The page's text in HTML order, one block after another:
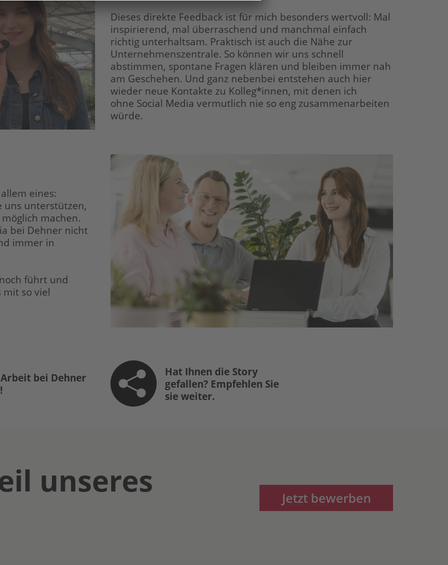
Dieses direkte Feedback ist für mich besonders wertvoll: Mal
inspirierend, mal überraschend und manchmal einfach
richtig unterhaltsam. Praktisch ist auch die Nähe zur
Unternehmenszentrale. So können wir uns schnell
abstimmen, spontane Fragen klären und bleiben immer nah
am Geschehen. Und ganz nebenbei entstehen auch hier
wieder neue Kontakte zu Kolleg*innen, mit denen ich
ohne Social Media vermutlich nie so eng zusammenarbeiten
würde.
eines:
uns unterstützen,
machen.
bei Dehner nicht
immer in
führt und
mit so viel
bei Dehner
Hat Ihnen die Story
gefallen? Empfehlen Sie
sie weiter.
unseres
Jetzt bewerben